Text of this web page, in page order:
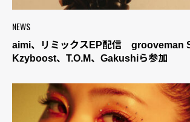
NEWS
aimi、リミックスEP配信 grooveman
Kzyboost、T.O.M、Gakushiら参加